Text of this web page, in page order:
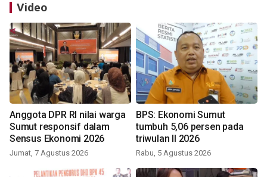
Video
Anggota DPR RI nilai warga
Sumut responsif dalam
Sensus Ekonomi 2026
Jumat, 7 Agustus 2026
BPS: Ekonomi Sumut
tumbuh 5,06 persen pada
triwulan II 2026
Rabu, 5 Agustus 2026